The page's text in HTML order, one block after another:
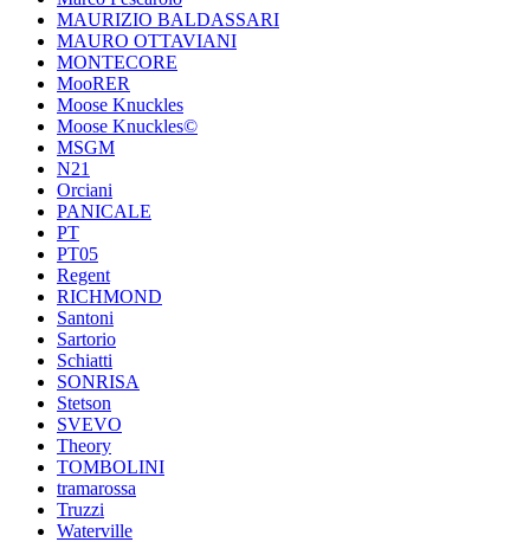
MAURIZIO BALDASSARI
MAURO OTTAVIANI
MONTECORE
MooRER
Moose Knuckles
Moose Knuckles©️
MSGM
N21
Orciani
PANICALE
PT
PT05
Regent
RICHMOND
Santoni
Sartorio
Schiatti
SONRISA
Stetson
SVEVO
Theory
TOMBOLINI
tramarossa
Truzzi
Waterville